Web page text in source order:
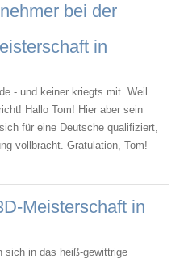
bei der
in
- und keiner kriegts mit. Weil
Hallo Tom! Hier aber sein
für eine Deutsche qualifiziert,
vollbracht. Gratulation, Tom!
Meisterschaft in
sich in das heiß-gewittrige